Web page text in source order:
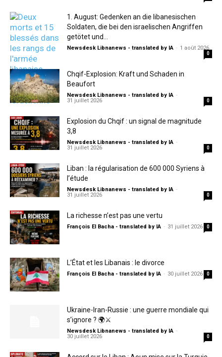
1. August: Gedenken an die libanesischen
Soldaten, die bei den israelischen Angriffen
getötet und...
Newsdesk Libnanews - translated by IA - 1 août 2026
0
Chqif-Explosion: Kraft und Schaden in
Beaufort
Newsdesk Libnanews - translated by IA -
31 juillet 2026
0
Explosion du Chqif : un signal de magnitude
3,8
Newsdesk Libnanews - translated by IA -
31 juillet 2026
0
Liban : la régularisation de 600 000 Syriens à
l’étude
Newsdesk Libnanews - translated by IA -
31 juillet 2026
0
La richesse n’est pas une vertu
François El Bacha - translated by IA - 31 juillet 2026 0
L’État et les Libanais : le divorce
François El Bacha - translated by IA - 30 juillet 2026 0
Ukraine-Iran-Russie : une guerre mondiale qui
s’ignore ? 🌍⚔️
Newsdesk Libnanews - translated by IA -
30 juillet 2026
0